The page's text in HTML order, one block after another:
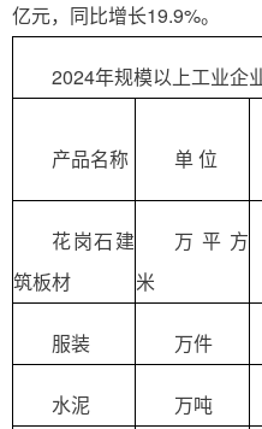
亿元，同比增长19.9%。
2024年规模以上工业企
产品名称 单 位
花岗石建
筑板材
万平方
米
服装 万件
水泥 万吨